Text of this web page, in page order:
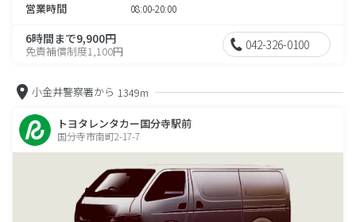
営業時間 08:00-20:00
6時間まで9,900円
免責補償制度1,100円 042-326-0100
小金井警察署から 1349m
トヨタレンタカー国分寺駅前
国分寺市南町2-17-7